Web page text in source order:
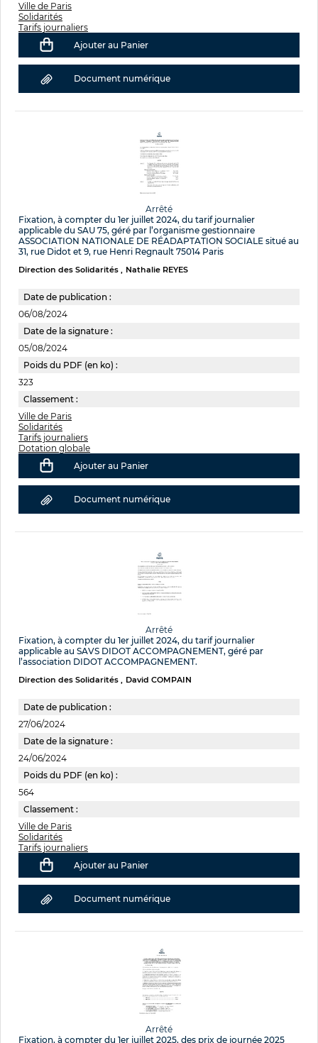
Ville de Paris
Solidarités
Tarifs journaliers
Ajouter au Panier
Document numérique
Arrêté
Fixation, à compter du 1er juillet 2024, du tarif journalier
applicable du SAU 75, géré par l’organisme gestionnaire
ASSOCIATION NATIONALE DE RÉADAPTATION SOCIALE situé au
31, rue Didot et 9, rue Henri Regnault 75014 Paris
Direction des Solidarités Nathalie REYES
Date de publication :
06/08/2024
Date de la signature :
05/08/2024
Poids du PDF (en ko) :
323
Classement :
Ville de Paris
Solidarités
Tarifs journaliers
Dotation globale
Ajouter au Panier
Document numérique
Arrêté
Fixation, à compter du 1er juillet 2024, du tarif journalier
applicable au SAVS DIDOT ACCOMPAGNEMENT, géré par
l’association DIDOT ACCOMPAGNEMENT.
Direction des Solidarités David COMPAIN
Date de publication :
27/06/2024
Date de la signature :
24/06/2024
Poids du PDF (en ko) :
564
Classement :
Ville de Paris
Solidarités
Tarifs journaliers
Ajouter au Panier
Document numérique
Arrêté
Fixation, à compter du 1er juillet 2025, des prix de journée 2025